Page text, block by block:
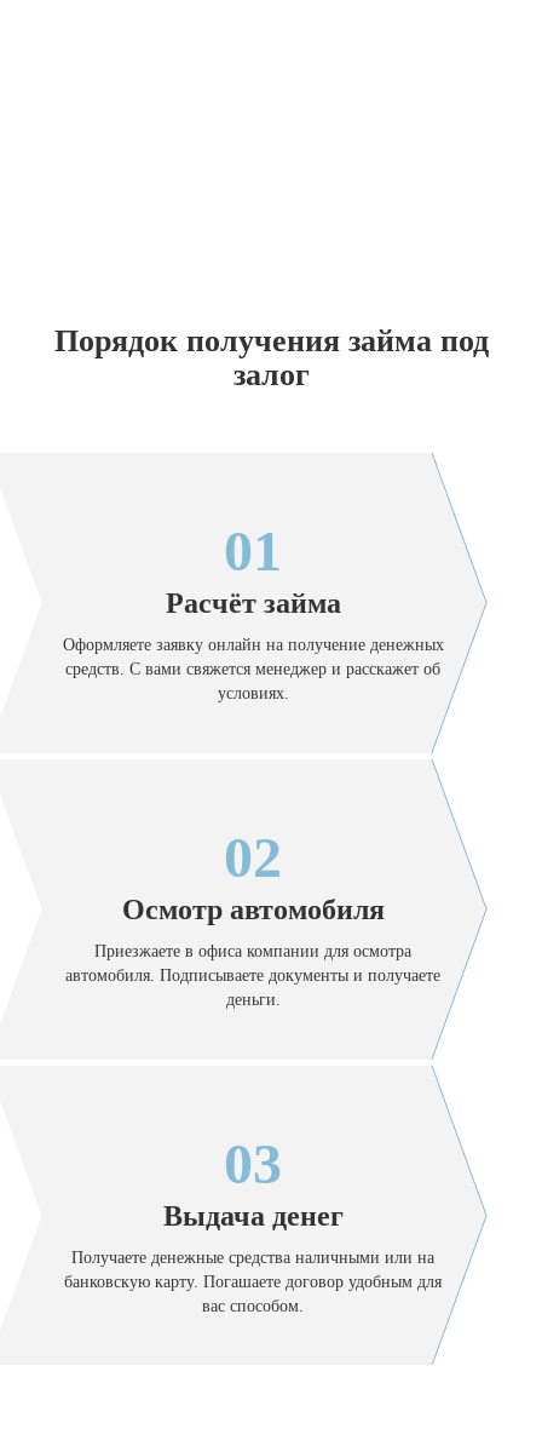
Порядок получения займа под
залог
01
Расчёт займа
Оформляете заявку онлайн на получение денежных
средств. С вами свяжется менеджер и расскажет об
условиях.
02
Осмотр автомобиля
Приезжаете в офиса компании для осмотра
автомобиля. Подписываете документы и получаете
деньги.
03
Выдача денег
Получаете денежные средства наличными или на
банковскую карту. Погашаете договор удобным для
вас способом.